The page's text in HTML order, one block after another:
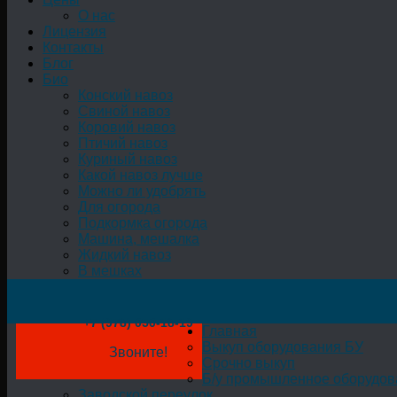
О нас
Лицензия
Контакты
Блог
Био
Конский навоз
Свиной навоз
Коровий навоз
Птичий навоз
Куриный навоз
Какой навоз лучше
Можно ли удобрять
Для огорода
Подкормка огорода
Машина, мешалка
Жидкий навоз
В мешках
+7 (978) 050-18-19
Звоните!
Главная
Выкуп оборудования БУ
Срочно выкуп
Б/у промышленное